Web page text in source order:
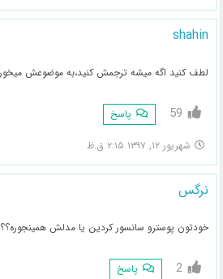
shahin
لطف کنید اگه میشه ترجمش کنید،به موضوعش
59 پاسخ
شهریور ۱۲, ۱۳۹۷ ۲:۱۵ ق.ظ
نرگس
خودتون پوسترو سانسور کردین یا مدلش همینجوره؟؟
2 پاسخ